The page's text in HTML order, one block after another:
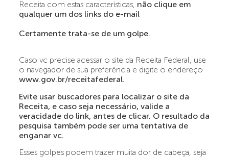
Receita com estas características, não clique em
qualquer um dos links do e-mail
Certamente trata-se de um golpe.
Caso vc precise acessar o site da Receita Federal, use
o navegador de sua preferência e digite o endereço
www.gov.br/receitafederal.
Evite usar buscadores para localizar o site da
Receita, e caso seja necessário, valide a
veracidade do link, antes de clicar. O resultado da
pesquisa também pode ser uma tentativa de
enganar vc.
Esses golpes podem trazer muita dor de cabeça, seja